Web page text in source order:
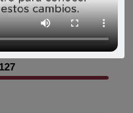
100%